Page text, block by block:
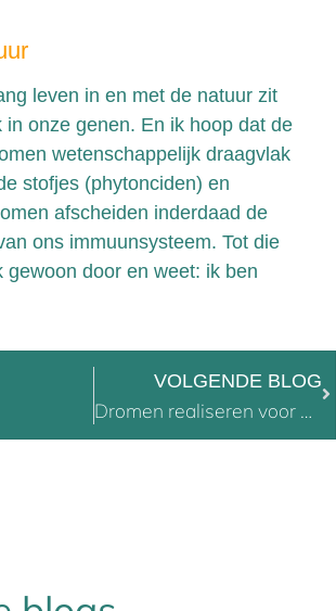
leven in en met de natuur zit
in onze genen. En ik hoop dat de
wetenschappelijk draagvlak
stofjes (phytonciden) en
afscheiden inderdaad de
ons immuunsysteem. Tot die
gewoon door en weet: ik ben
VOLGENDE BLOG
Dromen realiseren voor bankhangers